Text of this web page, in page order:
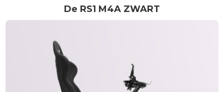
De RS1 M4A ZWART